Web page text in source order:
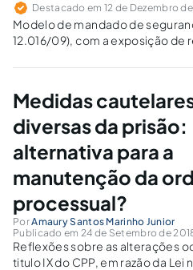
Destacado em 12 de Dezembro de
Modelo de mandado de
12.016/09), com a exposição de
indevida de candidato com
Medidas
diversas da prisão:
alternativa para a
manutenção da
processual?
PorAmaury Santos Marinho Junior
Publicado em 24 de Setembro de
Reflexões sobre as alterações
titulo IX do CPP, em razão da Lei